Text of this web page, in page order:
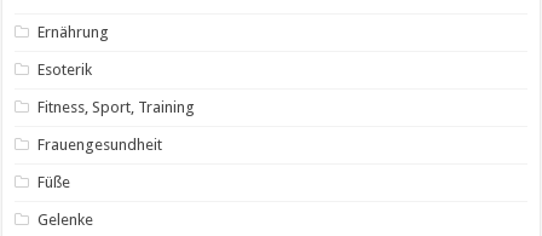
Ernährung
Esoterik
Fitness, Sport, Training
Frauengesundheit
Füße
Gelenke